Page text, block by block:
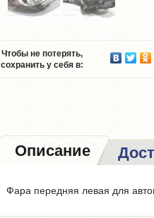
Чтобы не потерять,
сохранить у себя в:
Описание
Фара передняя левая для